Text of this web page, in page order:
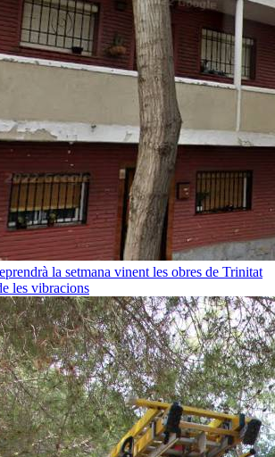
la setmana vinent les obres de Trinitat
les vibracions